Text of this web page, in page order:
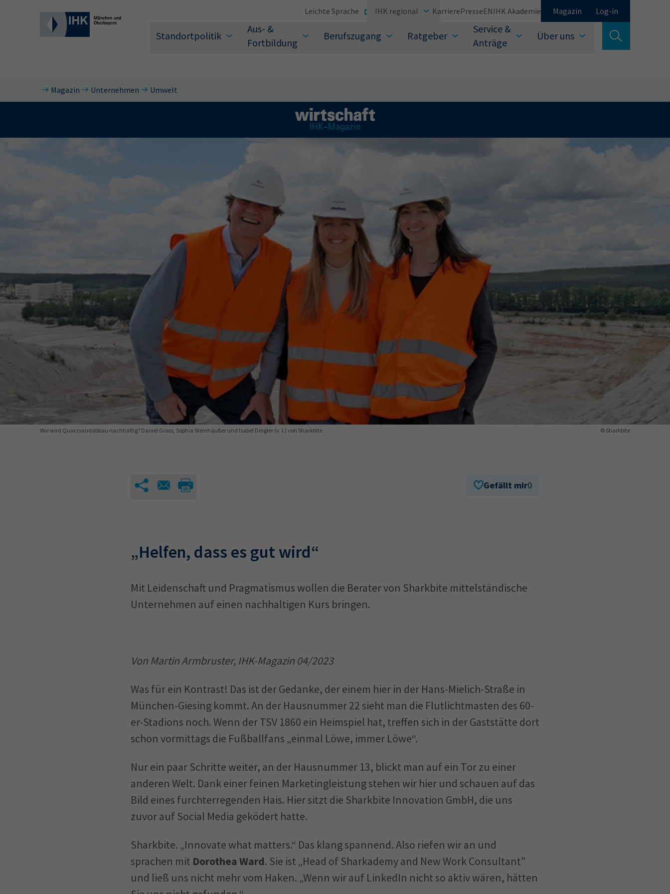
Standortpolitik
Aus- &
Fortbildung
Berufszugang Ratgeber
Service &
Anträge
Über uns
Leichte Sprache IHK regional KarrierePresseEN IHK Akademie Magazin Log-in
Suche verlassen
Wonach suchen Sie?
Hier können Sie auch aus den meistgesuchten Begriffen vorauswählen
34a Ausbildungsvertrag Fachwirt AdA 34d
Prüfungstermine
Wirtschaftsfachwirt
Negativerklärung Sachkundeprüfung
Berichtsheft
AEVO
Betriebswirt Prüfbericht
Magazin Unternehmen Umwelt
Wie wird Quarzsandabbau nachhaltig? Daniel Groos, Sophia Steinhäußer und Isabel Dingler (v. l.) von Sharkbite © Sharkbite
Gefällt mir0
„Helfen, dass es gut wird“
Mit Leidenschaft und Pragmatismus wollen die Berater von Sharkbite mittelständische
Unternehmen auf einen nachhaltigen Kurs bringen.
Von Martin Armbruster, IHK-Magazin 04/2023
Was für ein Kontrast! Das ist der Gedanke, der einem hier in der Hans-Mielich-Straße in
München-Giesing kommt. An der Hausnummer 22 sieht man die Flutlichtmasten des 60-
er-Stadions noch. Wenn der TSV 1860 ein Heimspiel hat, treffen sich in der Gaststätte dort
schon vormittags die Fußballfans „einmal Löwe, immer Löwe“.
Nur ein paar Schritte weiter, an der Hausnummer 13, blickt man auf ein Tor zu einer
anderen Welt. Dank einer feinen Marketingleistung stehen wir hier und schauen auf das
Bild eines furchterregenden Hais. Hier sitzt die Sharkbite Innovation GmbH, die uns
zuvor auf Social Media geködert hatte.
Sharkbite. „Innovate what matters.“ Das klang spannend. Also riefen wir an und
sprachen mit Dorothea Ward. Sie ist „Head of Sharkademy and New Work Consultant"
und ließ uns nicht mehr vom Haken. „Wenn wir auf LinkedIn nicht so aktiv wären, hätten